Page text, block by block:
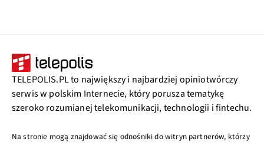
TELEPOLIS.PL to największy i najbardziej opiniotwórczy
serwis w polskim Internecie, który porusza tematykę
szeroko rozumianej telekomunikacji, technologii i fintechu.
Na stronie mogą znajdować się odnośniki do witryn partnerów, którzy